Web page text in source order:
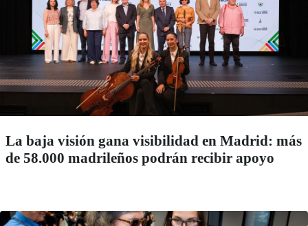
La baja visión gana visibilidad en Madrid: más
de 58.000 madrileños podrán recibir apoyo